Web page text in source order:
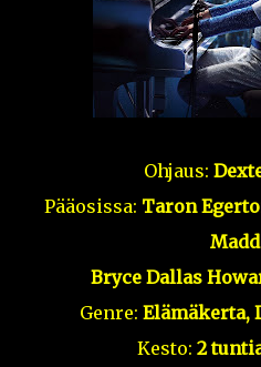
Ohjaus:
Pääosissa: Taron
Bryce Dallas
Genre: Elämäkerta,
Kesto: 2